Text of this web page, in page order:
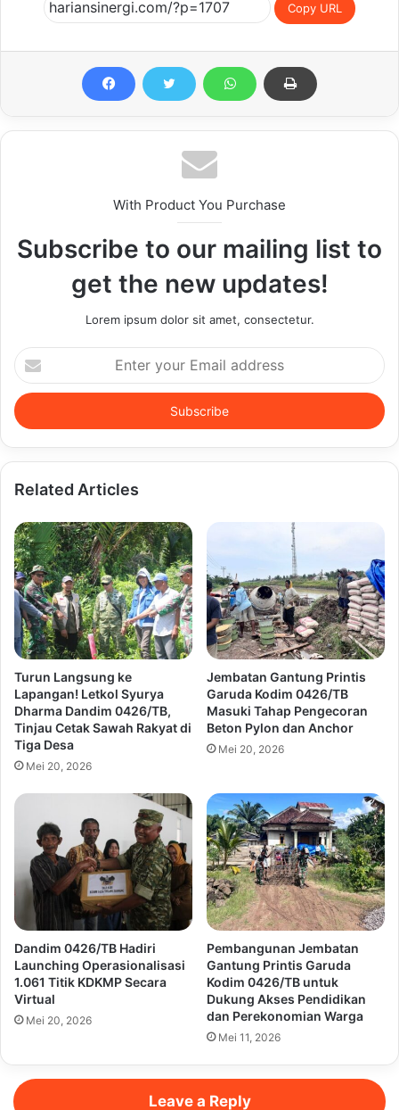
Copy URL
With Product You Purchase
Subscribe to our mailing list to
get the new updates!
Lorem ipsum dolor sit amet, consectetur.
Enter
your
Email
address
Related Articles
Turun Langsung ke
Lapangan! Letkol Syurya
Dharma Dandim 0426/TB,
Tinjau Cetak Sawah Rakyat di
Tiga Desa
Mei 20, 2026
Jembatan Gantung Printis
Garuda Kodim 0426/TB
Masuki Tahap Pengecoran
Beton Pylon dan Anchor
Mei 20, 2026
Dandim 0426/TB Hadiri
Launching Operasionalisasi
1.061 Titik KDKMP Secara
Virtual
Mei 20, 2026
Pembangunan Jembatan
Gantung Printis Garuda
Kodim 0426/TB untuk
Dukung Akses Pendidikan
dan Perekonomian Warga
Mei 11, 2026
Leave a Reply